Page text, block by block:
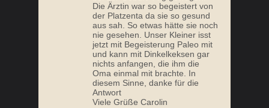
Die Ärztin war so begeistert von
der Platzenta da sie so gesund
aus sah. So etwas hätte sie noch
nie gesehen. Unser Kleiner isst
jetzt mit Begeisterung Paleo mit
und kann mit Dinkelkeksen gar
nichts anfangen, die ihm die
Oma einmal mit brachte. In
diesem Sinne, danke für die
Antwort
Viele Grüße Carolin